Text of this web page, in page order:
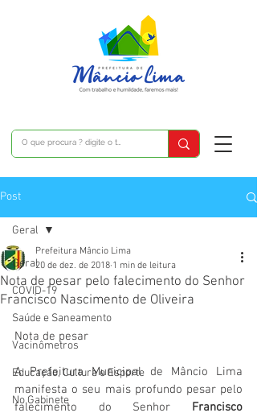
Post
Geral
COVID-19
Saúde e Saneamento
Vacinômetros
Educação, Cultura e Esporte
No Gabinete
Geral
Nota de pesar pelo falecimento do Senhor
Francisco Nascimento de Oliveira
Prefeitura Mâncio Lima
20 de dez. de 2018 1 min de leitura
Nota de pesar
A Prefeitura Municipal de Mâncio Lima
manifesta o seu mais profundo pesar pelo
falecimento do Senhor Francisco